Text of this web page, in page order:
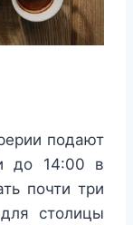
подают
до 14:00 в
почти три
столицы